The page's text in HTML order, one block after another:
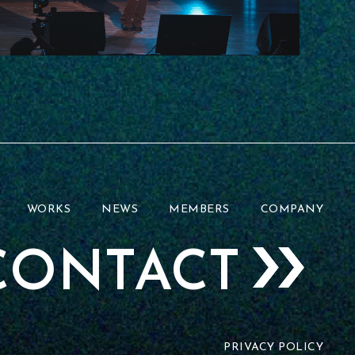
WORKS NEWS MEMBERS COMPANY
PRIVACY POLICY